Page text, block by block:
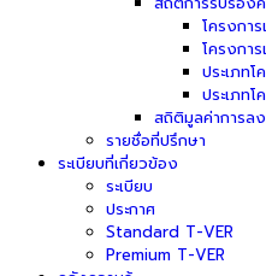
โครงกา
โครงกา
ประเภท
ประเภท
สถิติมูลค่าการล
รายชื่อที่ปรึกษา
ระเบียบที่เกี่ยวข้อง
ระเบียบ
ประกาศ
Standard T-VER
Premium T-VER